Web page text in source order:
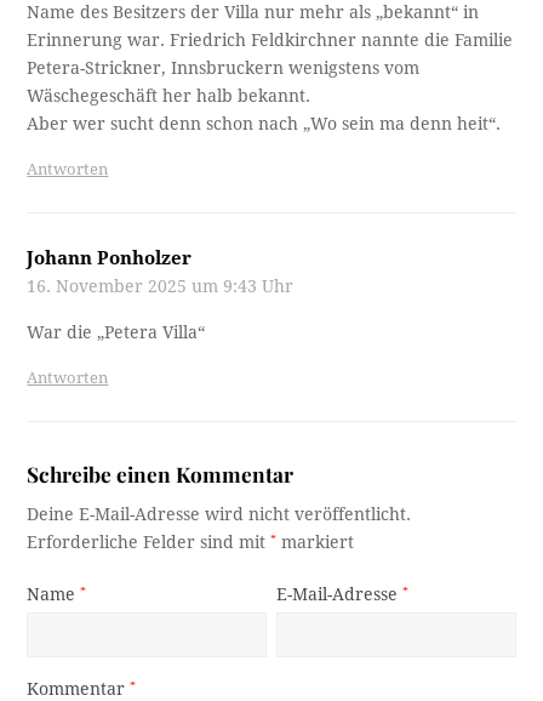
Name des Besitzers der Villa nur mehr als „bekannt“ in
Erinnerung war. Friedrich Feldkirchner nannte die Familie
Petera-Strickner, Innsbruckern wenigstens vom
Wäschegeschäft her halb bekannt.
Aber wer sucht denn schon nach „Wo sein ma denn heit“.
Antworten
Johann Ponholzer
16. November 2025 um 9:43 Uhr
War die „Petera Villa“
Antworten
Schreibe einen Kommentar
Deine E-Mail-Adresse wird nicht veröffentlicht.
Erforderliche Felder sind mit* markiert
Name* E-Mail-Adresse*
Kommentar*